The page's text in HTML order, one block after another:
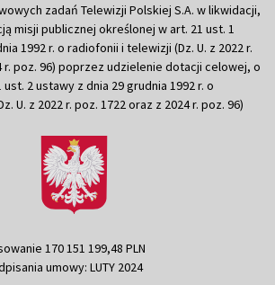
zadań Telewizji Polskiej S.A. w likwidacji,
misji publicznej określonej w art. 21 ust. 1
1992 r. o radiofonii i telewizji (Dz. U. z 2022 r.
r. poz. 96) poprzez udzielenie dotacji celowej, o
2 ustawy z dnia 29 grudnia 1992 r. o
U. z 2022 r. poz. 1722 oraz z 2024 r. poz. 96)
170 151 199,48 PLN
umowy: LUTY 2024